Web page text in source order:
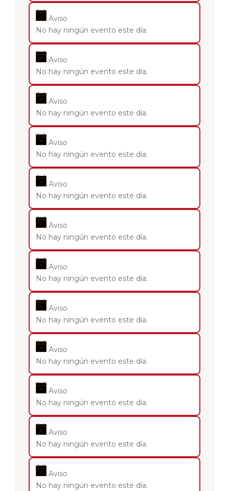
Aviso
No hay ningún evento este día.
Aviso
No hay ningún evento este día.
Aviso
No hay ningún evento este día.
Aviso
No hay ningún evento este día.
Aviso
No hay ningún evento este día.
Aviso
No hay ningún evento este día.
Aviso
No hay ningún evento este día.
Aviso
No hay ningún evento este día.
Aviso
No hay ningún evento este día.
Aviso
No hay ningún evento este día.
Aviso
No hay ningún evento este día.
Aviso
No hay ningún evento este día.